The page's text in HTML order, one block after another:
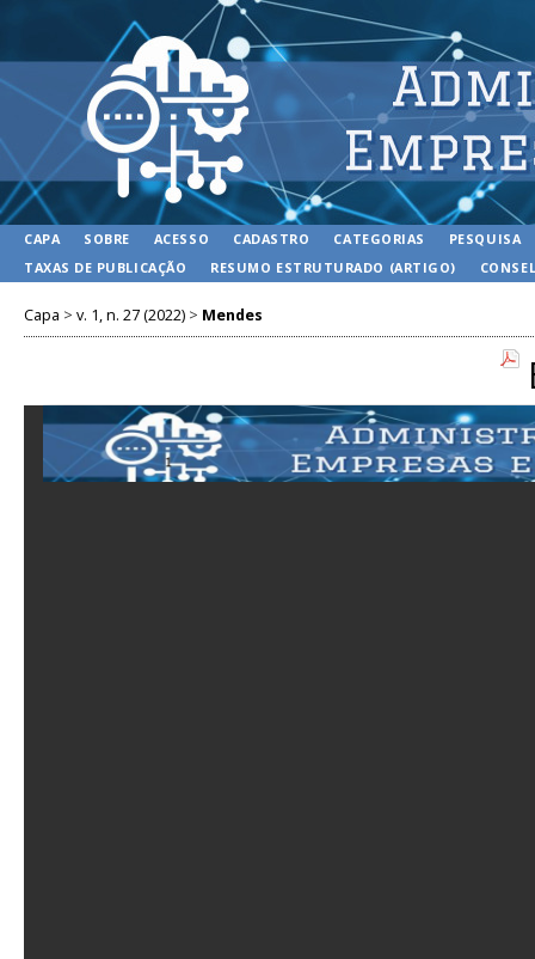
CAPA SOBRE ACESSO CADASTRO CATEGORIAS
PESQUISA
TAXAS DE PUBLICAÇÃO
RESUMO ESTRUTURADO (ARTIGO)
Capa > v. 1, n. 27 (2022) > Mendes